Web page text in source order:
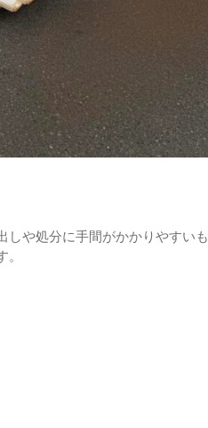
しや処分に手間がかかりやすいも